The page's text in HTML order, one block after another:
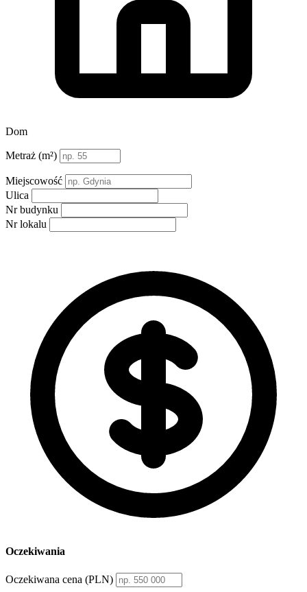
Dom
Metraż (m²)
Miejscowość
Ulica
Nr budynku
Nr lokalu
Oczekiwania
Oczekiwana cena (PLN)